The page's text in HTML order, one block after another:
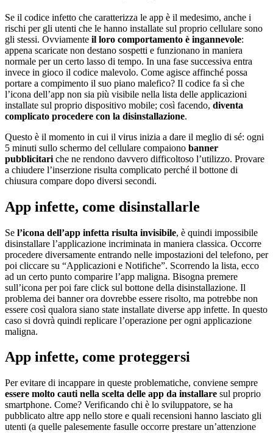
Se il codice infetto che caratterizza le app è il medesimo, anche i
rischi per gli utenti che le hanno installate sul proprio cellulare sono
gli stessi. Ovviamente il loro comportamento è ingannevole:
appena scaricate non destano sospetti e funzionano in maniera
normale per un certo lasso di tempo. In una fase successiva entra
invece in gioco il codice malevolo. Come agisce affinché possa
portare a compimento il suo piano malefico? Il codice fa sì che
l’icona dell’app non sia più visibile nella lista delle applicazioni
installate sul proprio dispositivo mobile; così facendo, diventa
complicato procedere con la disinstallazione.
Questo è il momento in cui il virus inizia a dare il meglio di sé: ogni
5 minuti sullo schermo del cellulare compaiono banner
pubblicitari che ne rendono davvero difficoltoso l’utilizzo. Provare
a chiudere l’inserzione risulta complicato perché il bottone di
chiusura compare dopo diversi secondi.
App infette, come disinstallarle
Se l’icona dell’app infetta risulta invisibile, è quindi impossibile
disinstallare l’applicazione incriminata in maniera classica. Occorre
procedere diversamente entrando nelle impostazioni del telefono, per
poi cliccare su “Applicazioni e Notifiche”. Scorrendo la lista, ecco
ad un certo punto comparire l’app maligna. Bisogna premere
sull’icona per poi fare click sul bottone della disinstallazione. Il
problema dei banner ora dovrebbe essere risolto, ma potrebbe non
essere così qualora siano state installate diverse app infette. In questo
caso si dovrà quindi replicare l’operazione per ogni applicazione
maligna.
App infette, come proteggersi
Per evitare di incappare in queste problematiche, conviene sempre
essere molto cauti nella scelta delle app da installare sul proprio
smartphone. Come? Verificando chi è lo sviluppatore, se ha
pubblicato altre app nello store e quali recensioni hanno lasciato gli
utenti (a quelle palesemente fasulle occorre prestare un’attenzione